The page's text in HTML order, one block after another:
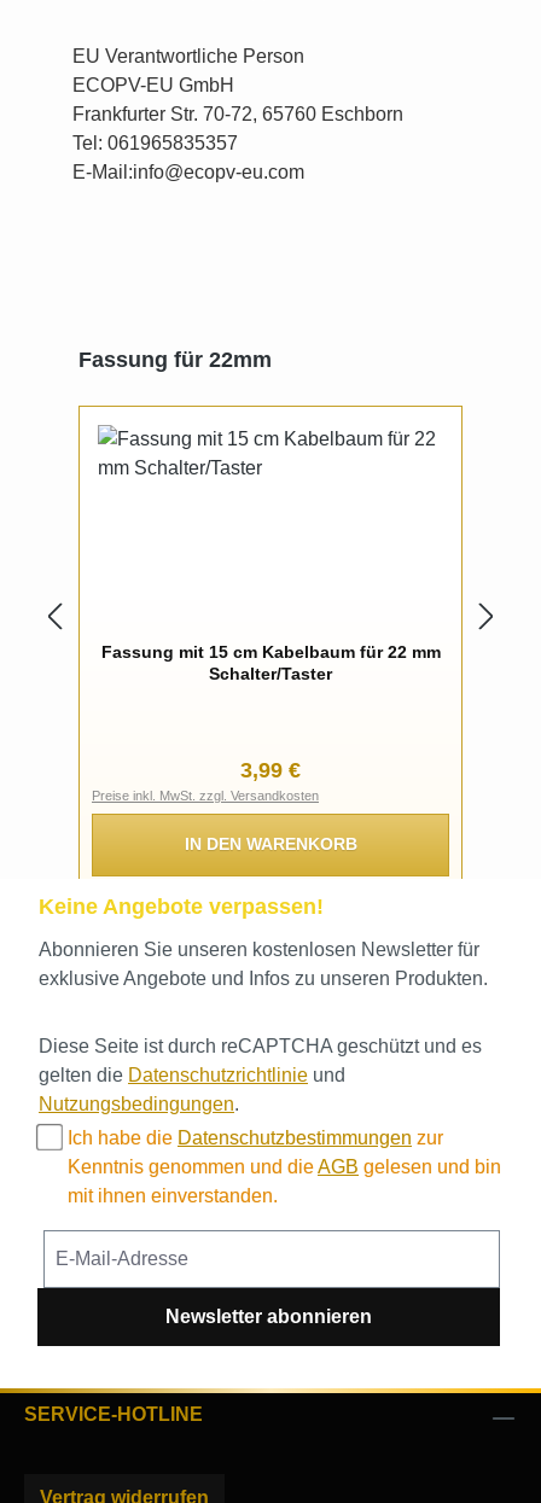
EU Verantwortliche Person
ECOPV-EU GmbH
Frankfurter Str. 70-72, 65760 Eschborn
Tel: 061965835357
E-Mail:info@ecopv-eu.com
Produktgalerie überspringen
Fassung für 22mm
Fassung mit 15 cm Kabelbaum für 22 mm
Schalter/Taster
Regulärer Preis:
3,99 €
Preise inkl. MwSt. zzgl. Versandkosten
IN DEN WARENKORB
Keine Angebote verpassen!
Abonnieren Sie unseren kostenlosen Newsletter für
exklusive Angebote und Infos zu unseren Produkten.
Diese Seite ist durch reCAPTCHA geschützt und es
gelten die Datenschutzrichtlinie und
Nutzungsbedingungen.
Ich habe die Datenschutzbestimmungen zur
Kenntnis genommen und dieAGB gelesen und bin
mit ihnen einverstanden.
Newsletter abonnieren
SERVICE-HOTLINE
Vertrag widerrufen